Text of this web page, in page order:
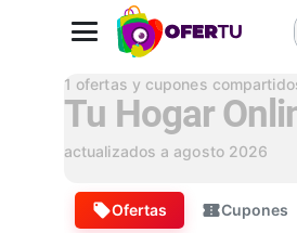
1 ofertas y cupones
Tu Hogar
actualizados a agosto 2026
Ofertas Cupones